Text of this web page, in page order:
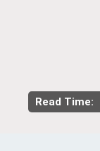
Read Time: